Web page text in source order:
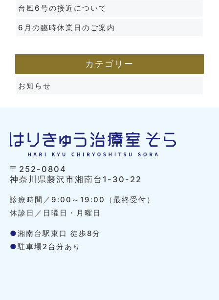
台風6号の接近について
6月の臨時休業日のご案内
カテゴリー
お知らせ
〒252-0804
神奈川県藤沢市湘南台1-30-22
診療時間／9:00～19:00（最終受付）
休診日／日曜日・月曜日
●湘南台駅東口 徒歩8分
●駐車場2台分あり